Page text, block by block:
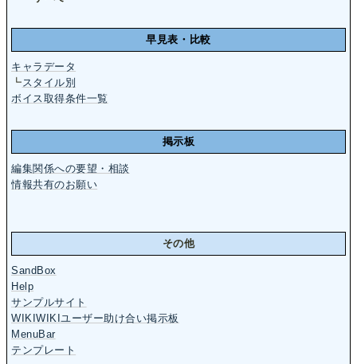
早見表・比較
キャラデータ
┗ スタイル別
ボイス取得条件一覧
掲示板
編集関係への要望・相談
情報共有のお願い
その他
SandBox
Help
サンプルサイト
WIKIWIKIユーザー助け合い掲示板
MenuBar
テンプレート